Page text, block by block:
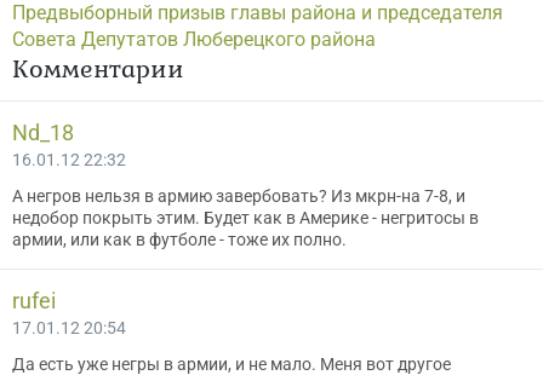
Предвыборный призыв главы района и председателя
Совета Депутатов Люберецкого района
Комментарии
Nd_18
16.01.12 22:32
А негров нельзя в армию завербовать? Из мкрн-на 7-8, и
недобор покрыть этим. Будет как в Америке - негритосы в
армии, или как в футболе - тоже их полно.
rufei
17.01.12 20:54
Да есть уже негры в армии, и не мало. Меня вот другое